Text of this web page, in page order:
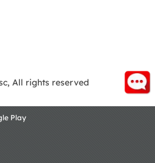
All rights reserved
Play